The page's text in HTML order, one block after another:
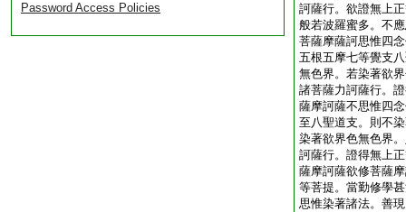
Password Access Policies
訶薩行。欲證無上
般若波羅蜜多。不
菩薩摩薩訶思惟四
五根五摩七等覺支
無色界。若染著欲
諸菩薩力訶薩行。
薩摩訶薩不思惟四
至八聖道支。則不
染著欲界色無色界
訶薩行。證得無上
薩摩訶薩欲修菩薩
等菩提。當勤修學
思惟染著諸法。善